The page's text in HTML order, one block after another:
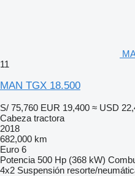
11
MAN TGX 18.500
S/ 75,760 EUR 19,400 ≈ USD
Cabeza tractora
2018
682,000 km
Euro 6
Potencia 500 Hp (368 kW)
4x2 Suspensión resorte/